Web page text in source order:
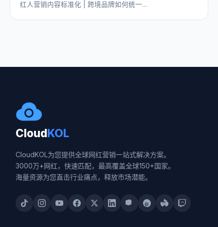
红人营销内容标准化 | 跨境品牌如何统一…
CloudKOL
CloudKOL为您提供全球网红营销一站式解决方案。
3000万+网红，快速匹配，最高覆盖全球150+国家。
海量资源为您直击行业痛点，释放市场潜能。